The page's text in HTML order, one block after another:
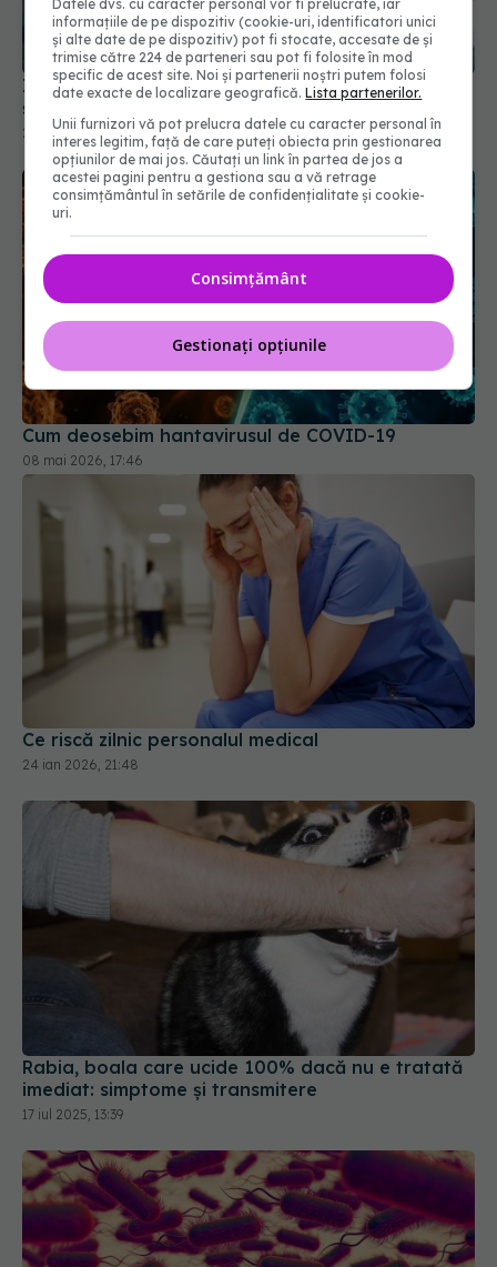
Infecția care te poate urmări 10 ani. Legătura
șocantă dintre spitalizare și bolile incurabile
25 feb 2026, 21:03
Cum deosebim hantavirusul de COVID-19
08 mai 2026, 17:46
Ce riscă zilnic personalul medical
24 ian 2026, 21:48
Rabia, boala care ucide 100% dacă nu e tratată
imediat: simptome și transmitere
17 iul 2025, 13:39
Datele dvs. cu caracter personal vor fi prelucrate, iar
informațiile de pe dispozitiv (cookie-uri, identificatori unici
și alte date de pe dispozitiv) pot fi stocate, accesate de și
trimise către 224 de parteneri sau pot fi folosite în mod
specific de acest site. Noi și partenerii noștri putem folosi
date exacte de localizare geografică.Lista partenerilor.
Unii furnizori vă pot prelucra datele cu caracter personal în
interes legitim, față de care puteți obiecta prin gestionarea
opțiunilor de mai jos. Căutați un link în partea de jos a
acestei pagini pentru a gestiona sau a vă retrage
consimțământul în setările de confidențialitate și cookie-
uri.
Consimțământ
Gestionați opțiunile